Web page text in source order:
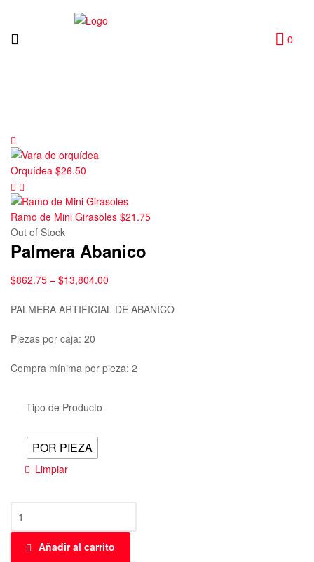
0
Orquídea $26.50
Ramo de Mini Girasoles $21.75
Out of Stock
Palmera Abanico
$862.75 – $13,804.00
PALMERA ARTIFICIAL DE ABANICO
Piezas por caja: 20
Compra mínima por pieza: 2
Tipo de Producto
POR PIEZA
Limpiar
Añadir al carrito